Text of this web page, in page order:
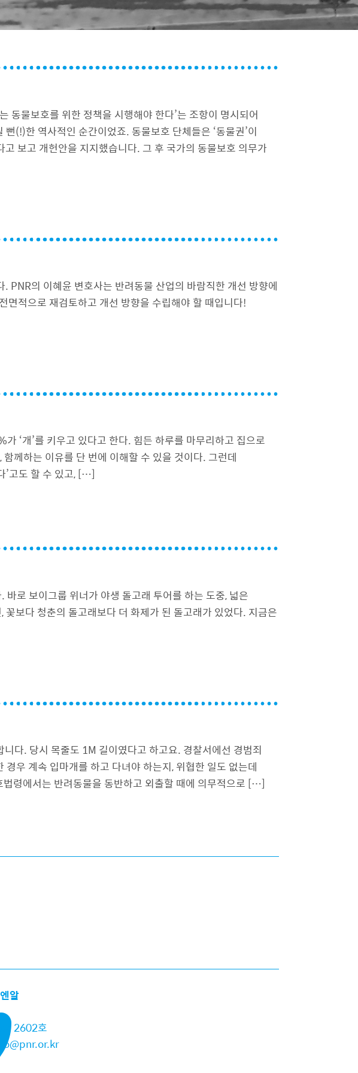
물보호를 위한 정책을 시행해야 한다’는 조항이 명시되어
(!)한 역사적인 순간이었죠. 동물보호 단체들은 ‘동물권’이
보고 개헌안을 지지했습니다. 그 후 국가의 동물보호 의무가
PNR의 이혜윤 변호사는 반려동물 산업의 바람직한 개선 방향에
면적으로 재검토하고 개선 방향을 수립해야 할 때입니다!
‘개’를 키우고 있다고 한다. 힘든 하루를 마무리하고 집으로
께하는 이유를 단 번에 이해할 수 있을 것이다. 그런데
’고도 할 수 있고, […]
로 보이그룹 위너가 야생 돌고래 투어를 하는 도중, 넓은
보다 청춘의 돌고래보다 더 화제가 된 돌고래가 있었다. 지금은
다. 당시 목줄도 1M 길이였다고 하고요. 경찰서에선 경범죄
우 계속 입마개를 하고 다녀야 하는지, 위협한 일도 없는데
령에서는 반려동물을 동반하고 외출할 때에 의무적으로 […]
알
2602호